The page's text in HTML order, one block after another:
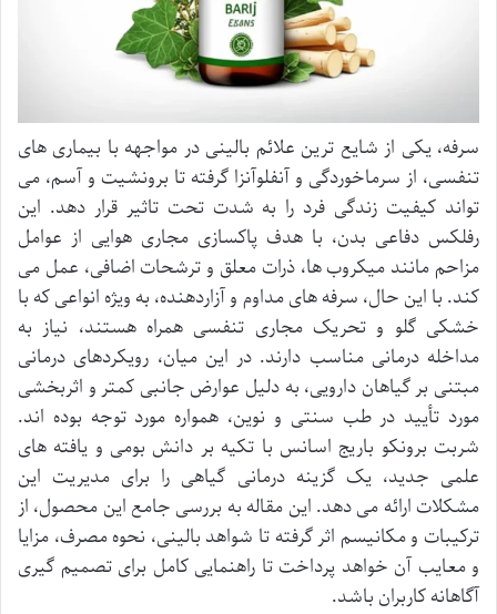
سرفه، یکی از شایع ترین علائم بالینی در مواجهه با بیماری های
تنفسی، از سرماخوردگی و آنفلوآنزا گرفته تا برونشیت و آسم، می
تواند کیفیت زندگی فرد را به شدت تحت تاثیر قرار دهد. این
رفلکس دفاعی بدن، با هدف پاکسازی مجاری هوایی از عوامل
مزاحم مانند میکروب ها، ذرات معلق و ترشحات اضافی، عمل می
کند. با این حال، سرفه های مداوم و آزاردهنده، به ویژه انواعی که با
خشکی گلو و تحریک مجاری تنفسی همراه هستند، نیاز به
مداخله درمانی مناسب دارند. در این میان، رویکردهای درمانی
مبتنی بر گیاهان دارویی، به دلیل عوارض جانبی کمتر و اثربخشی
مورد تأیید در طب سنتی و نوین، همواره مورد توجه بوده اند.
شربت برونکو باریج اسانس با تکیه بر دانش بومی و یافته های
علمی جدید، یک گزینه درمانی گیاهی را برای مدیریت این
مشکلات ارائه می دهد. این مقاله به بررسی جامع این محصول، از
ترکیبات و مکانیسم اثر گرفته تا شواهد بالینی، نحوه مصرف، مزایا
و معایب آن خواهد پرداخت تا راهنمایی کامل برای تصمیم گیری
آگاهانه کاربران باشد.